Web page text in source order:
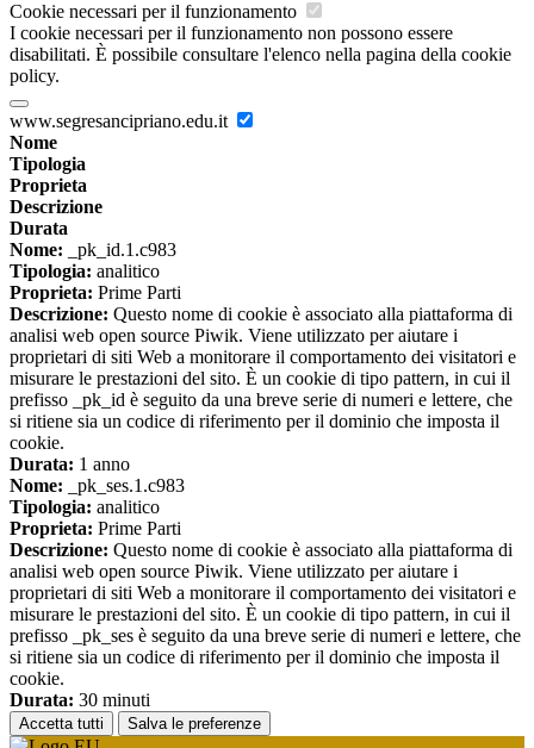
Cookie necessari per il funzionamento
I cookie necessari per il funzionamento non possono essere
disabilitati. È possibile consultare l'elenco nella pagina della cookie
policy.
www.segresancipriano.edu.it
Nome
Tipologia
Proprieta
Descrizione
Durata
Nome: _pk_id.1.c983
Tipologia: analitico
Proprieta: Prime Parti
Descrizione: Questo nome di cookie è associato alla piattaforma di
analisi web open source Piwik. Viene utilizzato per aiutare i
proprietari di siti Web a monitorare il comportamento dei visitatori e
misurare le prestazioni del sito. È un cookie di tipo pattern, in cui il
prefisso _pk_id è seguito da una breve serie di numeri e lettere, che
si ritiene sia un codice di riferimento per il dominio che imposta il
cookie.
Durata: 1 anno
Nome: _pk_ses.1.c983
Tipologia: analitico
Proprieta: Prime Parti
Descrizione: Questo nome di cookie è associato alla piattaforma di
analisi web open source Piwik. Viene utilizzato per aiutare i
proprietari di siti Web a monitorare il comportamento dei visitatori e
misurare le prestazioni del sito. È un cookie di tipo pattern, in cui il
prefisso _pk_ses è seguito da una breve serie di numeri e lettere, che
si ritiene sia un codice di riferimento per il dominio che imposta il
cookie.
Durata: 30 minuti
Accetta tutti Salva le preferenze